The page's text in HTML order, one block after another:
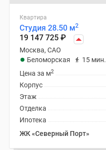
Квартира
Студия 28.50 м2
19 147 725 ₽
Москва, САО
Беломорская
15 мин.
Цена за м2
Корпус
Этаж
Отделка
Ипотека
ЖК «Северный Порт»